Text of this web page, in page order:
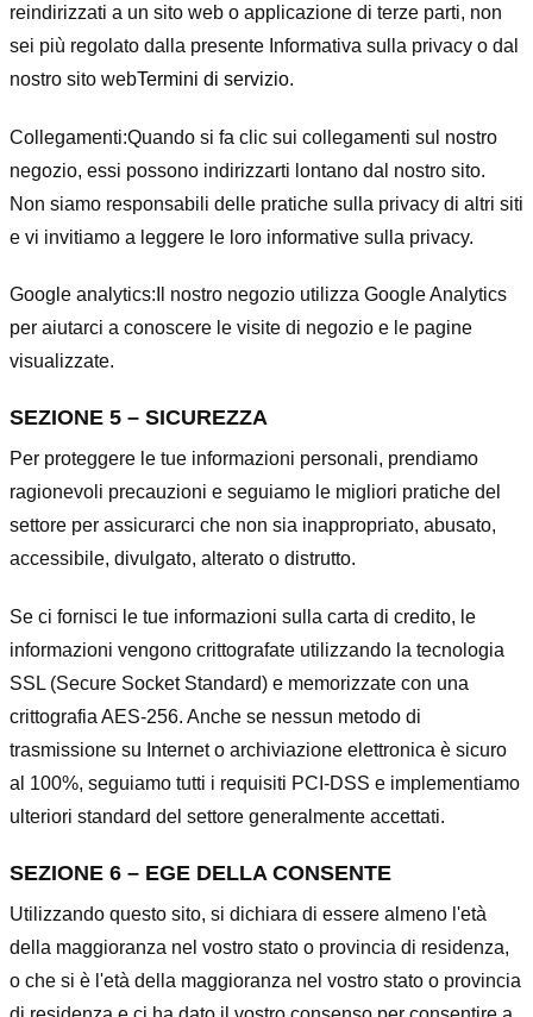
reindirizzati a un sito web o applicazione di terze parti, non
sei più regolato dalla presente Informativa sulla privacy o dal
nostro sito webTermini di servizio.
Collegamenti:Quando si fa clic sui collegamenti sul nostro
negozio, essi possono indirizzarti lontano dal nostro sito.
Non siamo responsabili delle pratiche sulla privacy di altri siti
e vi invitiamo a leggere le loro informative sulla privacy.
Google analytics: Il nostro negozio utilizza Google Analytics
per aiutarci a conoscere le visite di negozio e le pagine
visualizzate.
SEZIONE 5 – SICUREZZA
Per proteggere le tue informazioni personali, prendiamo
ragionevoli precauzioni e seguiamo le migliori pratiche del
settore per assicurarci che non sia inappropriato, abusato,
accessibile, divulgato, alterato o distrutto.
Se ci fornisci le tue informazioni sulla carta di credito, le
informazioni vengono crittografate utilizzando la tecnologia
SSL (Secure Socket Standard) e memorizzate con una
crittografia AES-256. Anche se nessun metodo di
trasmissione su Internet o archiviazione elettronica è sicuro
al 100%, seguiamo tutti i requisiti PCI-DSS e implementiamo
ulteriori standard del settore generalmente accettati.
SEZIONE 6 – EGE DELLA CONSENTE
Utilizzando questo sito, si dichiara di essere almeno l'età
della maggioranza nel vostro stato o provincia di residenza,
o che si è l'età della maggioranza nel vostro stato o provincia